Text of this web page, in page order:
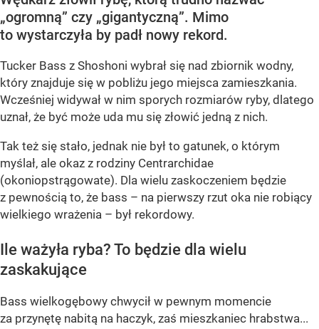
„ogromną” czy „gigantyczną”. Mimo
to wystarczyła by padł nowy rekord.
Tucker Bass z Shoshoni wybrał się nad zbiornik wodny,
który znajduje się w pobliżu jego miejsca zamieszkania.
Wcześniej widywał w nim sporych rozmiarów ryby, dlatego
uznał, że być może uda mu się złowić jedną z nich.
Tak też się stało, jednak nie był to gatunek, o którym
myślał, ale okaz z rodziny Centrarchidae
(okoniopstrągowate). Dla wielu zaskoczeniem będzie
z pewnością to, że bass – na pierwszy rzut oka nie robiący
wielkiego wrażenia – był rekordowy.
Ile ważyła ryba? To będzie dla wielu
zaskakujące
Bass wielkogębowy chwycił w pewnym momencie
za przynętę nabitą na haczyk, zaś mieszkaniec hrabstwa...